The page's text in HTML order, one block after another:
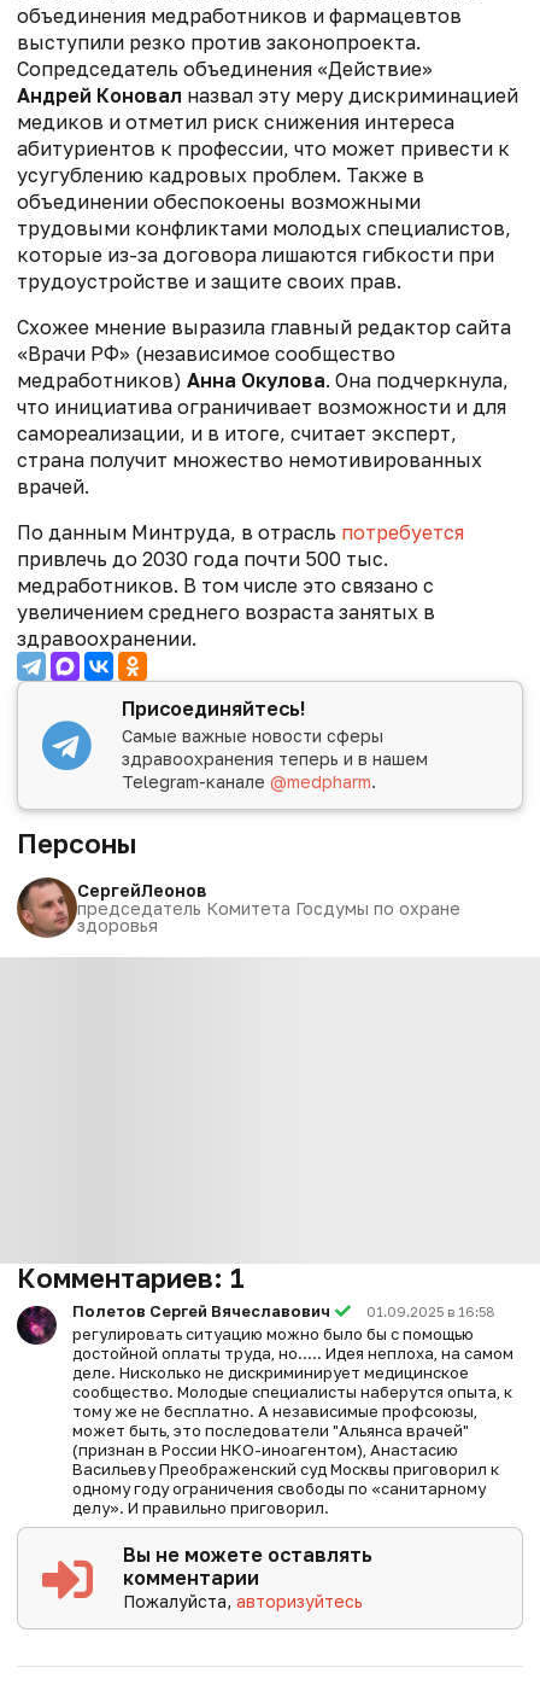
объединения медработников и фармацевтов
выступили резко против законопроекта.
Сопредседатель объединения «Действие»
Андрей Коновал назвал эту меру дискриминацией
медиков и отметил риск снижения интереса
абитуриентов к профессии, что может привести к
усугублению кадровых проблем. Также в
объединении обеспокоены возможными
трудовыми конфликтами молодых специалистов,
которые из-за договора лишаются гибкости при
трудоустройстве и защите своих прав.
Схожее мнение выразила главный редактор сайта
«Врачи РФ» (независимое сообщество
медработников) Анна Окулова. Она подчеркнула,
что инициатива ограничивает возможности и для
самореализации, и в итоге, считает эксперт,
страна получит множество немотивированных
врачей.
По данным Минтруда, в отрасль потребуется
привлечь до 2030 года почти 500 тыс.
медработников. В том числе это связано с
увеличением среднего возраста занятых в
здравоохранении.
Присоединяйтесь!
Самые важные новости сферы
здравоохранения теперь и в нашем
Telegram-канале@medpharm.
Персоны
СергейЛеонов
председатель Комитета Госдумы по охране
здоровья
Комментариев: 1
Полетов Сергей Вячеславович 01.09.2025 в 16:58
регулировать ситуацию можно было бы с помощью
достойной оплаты труда, но..... Идея неплоха, на самом
деле. Нисколько не дискриминирует медицинское
сообщество. Молодые специалисты наберутся опыта, к
тому же не бесплатно. А независимые профсоюзы,
может быть, это последователи "Альянса врачей"
(признан в России НКО-иноагентом), Анастасию
Васильеву Преображенский суд Москвы приговорил к
одному году ограничения свободы по «санитарному
делу». И правильно приговорил.
Вы не можете оставлять
комментарии
Пожалуйста,авторизуйтесь